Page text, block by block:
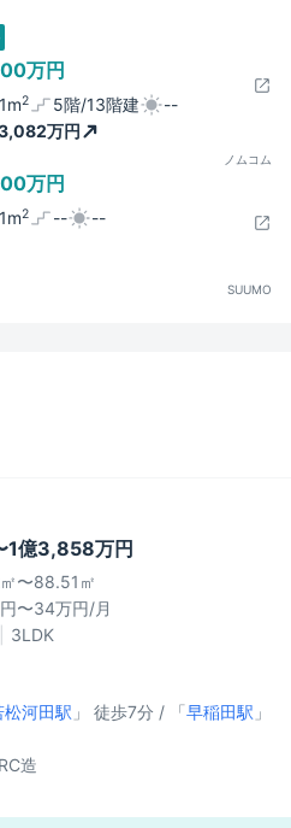
万円
2 5階/13階建
--
万円
ノムコム
万円
2 -- --
SUUMO
億3,858万円
〜88.51㎡
〜34万円/月
3LDK
松河田駅 」 徒歩7分 / 「早稲田駅 」
造